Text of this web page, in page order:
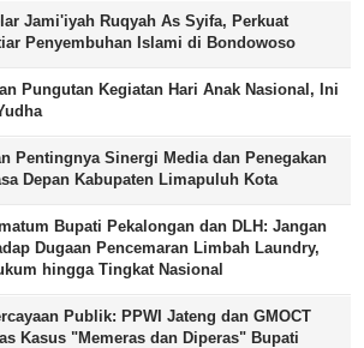
Jami'iyah Ruqyah As Syifa, Perkuat
Penyembuhan Islami di Bondowoso
Pungutan Kegiatan Hari Anak Nasional, Ini
Pentingnya Sinergi Media dan Penegakan
Depan Kabupaten Limapuluh Kota
Bupati Pekalongan dan DLH: Jangan
Dugaan Pencemaran Limbah Laundry,
hingga Tingkat Nasional
Publik: PPWI Jateng dan GMOCT
Kasus "Memeras dan Diperas" Bupati